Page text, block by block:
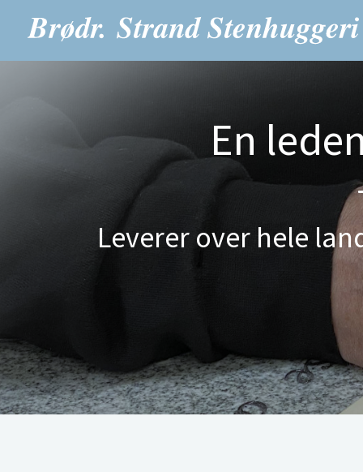
En
Leverer over hele